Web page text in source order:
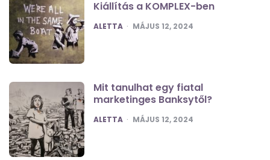
Kiállítás a KOMPLEX-ben
POSTED
ALETTA MÁJUS 12, 2024
Mit tanulhat egy fiatal
marketinges Banksytől?
POSTED
ALETTA MÁJUS 12, 2024